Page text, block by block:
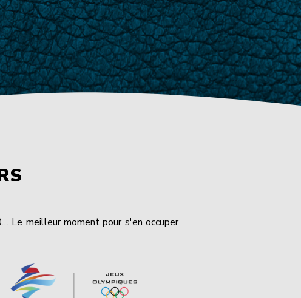
Le meilleur moment pour s'en occuper